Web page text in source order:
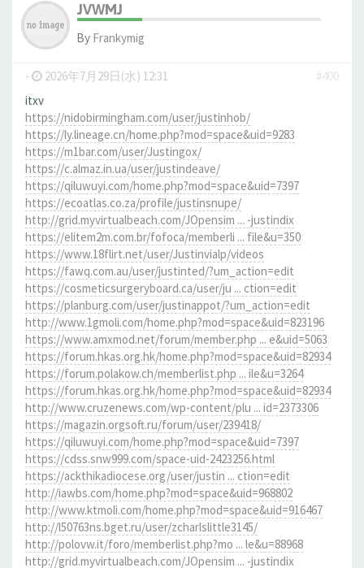
JVWMJ
By Frankymig
- 2026年7月29日(水) 12:31
#400
itxv
https://nidobirmingham.com/user/justinhob/
https://ly.lineage.cn/home.php?mod=space&uid=9283
https://m1bar.com/user/Justingox/
https://c.almaz.in.ua/user/justindeave/
https://qiluwuyi.com/home.php?mod=space&uid=7397
https://ecoatlas.co.za/profile/justinsnupe/
http://grid.myvirtualbeach.com/JOpensim ... -justindix
https://elitem2m.com.br/fofoca/memberli ... file&u=350
https://www.18flirt.net/user/Justinvialp/videos
https://fawq.com.au/user/justinted/?um_action=edit
https://cosmeticsurgeryboard.ca/user/ju ... ction=edit
https://planburg.com/user/justinappot/?um_action=edit
http://www.1gmoli.com/home.php?mod=space&uid=823196
https://www.amxmod.net/forum/member.php ... e&uid=5063
https://forum.hkas.org.hk/home.php?mod=space&uid=82934
https://forum.polakow.ch/memberlist.php ... ile&u=3264
https://forum.hkas.org.hk/home.php?mod=space&uid=82934
http://www.cruzenews.com/wp-content/plu ... id=2373306
https://magazin.orgsoft.ru/forum/user/239418/
https://qiluwuyi.com/home.php?mod=space&uid=7397
https://cdss.snw999.com/space-uid-2423256.html
https://ackthikadiocese.org/user/justin ... ction=edit
http://iawbs.com/home.php?mod=space&uid=968802
http://www.ktmoli.com/home.php?mod=space&uid=916467
http://l50763ns.bget.ru/user/zcharlslittle3145/
http://polovw.it/foro/memberlist.php?mo ... le&u=88968
http://grid.myvirtualbeach.com/JOpensim ... -justindix